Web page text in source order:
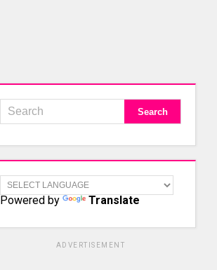
Powered by Translate
ADVERTISEMENT